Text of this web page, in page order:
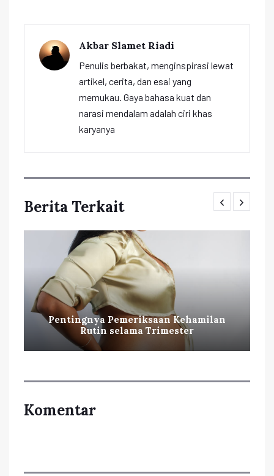
Akbar Slamet Riadi
Penulis berbakat, menginspirasi lewat
artikel, cerita, dan esai yang
memukau. Gaya bahasa kuat dan
narasi mendalam adalah ciri khas
karyanya
Berita Terkait
Pentingnya Pemeriksaan Kehamilan
Rutin selama Trimester
Komentar